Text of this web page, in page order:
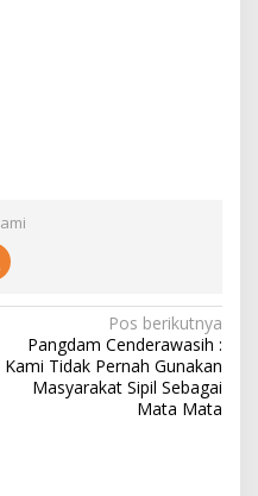
Pos berikutnya
Pangdam Cenderawasih :
Kami Tidak Pernah Gunakan
Masyarakat Sipil Sebagai
Mata Mata